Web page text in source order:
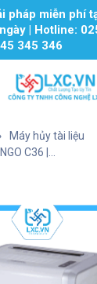
pháp miễn phí
| Hotline:
345 346
Máy hủy tài liệu
C36 |...